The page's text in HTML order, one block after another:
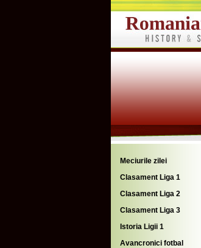
Meciurile zilei
Clasament Liga 1
Clasament Liga 2
Clasament Liga 3
Istoria Ligii 1
Avancronici fotbal